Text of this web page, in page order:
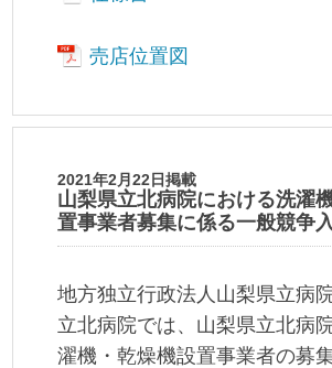
売店位置図
2021年2月22日掲載
山梨県立北病院における洗濯
置事業者募集に係る一般競争
地方独立行政法人山梨県立病
立北病院では、山梨県立北病
濯機・乾燥機設置事業者の募